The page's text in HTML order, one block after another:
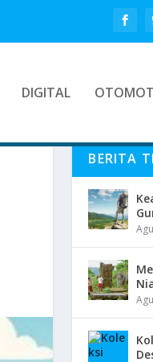
DIGITAL
BERITA